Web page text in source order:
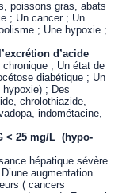
poissons gras, abats
; Un cancer ; Un
; Une hypoxie ;
d’acide
; Un état de
diabétique ; Un
hypoxie) ; Des
chrolothiazide,
indométacine,
< 25 mg/L (hypo-
hépatique sévère
augmentation
( cancers